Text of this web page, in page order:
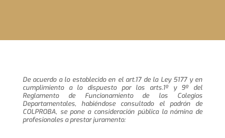
De acuerdo a lo establecido en el art.17 de la Ley 5177 y en
cumplimiento a lo dispuesto por los arts.1º y 9º del
Reglamento de Funcionamiento de los Colegios
Departamentales, habiéndose consultado el padrón de
COLPROBA, se pone a consideración pública la nómina de
profesionales a prestar juramento: